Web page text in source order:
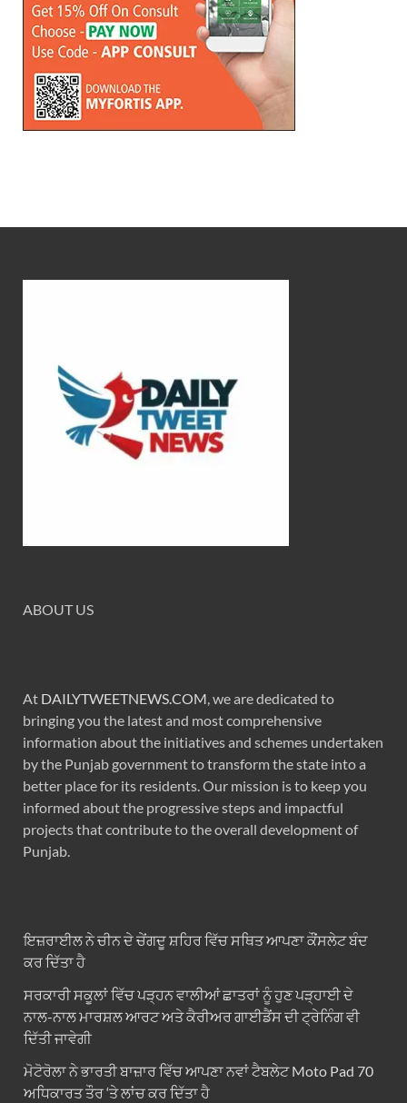
ABOUT US
At DAILYTWEETNEWS.COM, we are dedicated to
bringing you the latest and most comprehensive
information about the initiatives and schemes undertaken
by the Punjab government to transform the state into a
better place for its residents. Our mission is to keep you
informed about the progressive steps and impactful
projects that contribute to the overall development of
Punjab.
ਇਜ਼ਰਾਈਲ ਨੇ ਚੀਨ ਦੇ ਚੇਂਗਦੂ ਸ਼ਹਿਰ ਵਿੱਚ ਸਥਿਤ ਆਪਣਾ ਕੌਂਸਲੇਟ ਬੰਦ
ਕਰ ਦਿੱਤਾ ਹੈ
ਸਰਕਾਰੀ ਸਕੂਲਾਂ ਵਿੱਚ ਪੜ੍ਹਨ ਵਾਲੀਆਂ ਛਾਤਰਾਂ ਨੂੰ ਹੁਣ ਪੜ੍ਹਾਈ ਦੇ
ਨਾਲ-ਨਾਲ ਮਾਰਸ਼ਲ ਆਰਟ ਅਤੇ ਕੈਰੀਅਰ ਗਾਈਡੈਂਸ ਦੀ ਟ੍ਰੇਨਿੰਗ ਵੀ
ਦਿੱਤੀ ਜਾਵੇਗੀ
ਮੋਟੋਰੋਲਾ ਨੇ ਭਾਰਤੀ ਬਾਜ਼ਾਰ ਵਿੱਚ ਆਪਣਾ ਨਵਾਂ ਟੈਬਲੇਟ Moto Pad 70
ਅਧਿਕਾਰਤ ਤੌਰ ‘ਤੇ ਲਾਂਚ ਕਰ ਦਿੱਤਾ ਹੈ